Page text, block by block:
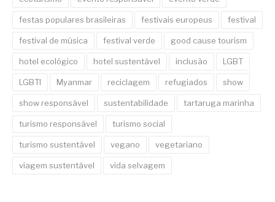
festas populares brasileiras festivais europeus festival
festival de música festival verde good cause tourism
hotel ecológico hotel sustentável inclusão LGBT
LGBTI Myanmar reciclagem refugiados show
show responsável sustentabilidade tartaruga marinha
turismo responsável turismo social
turismo sustentável vegano vegetariano
viagem sustentável vida selvagem